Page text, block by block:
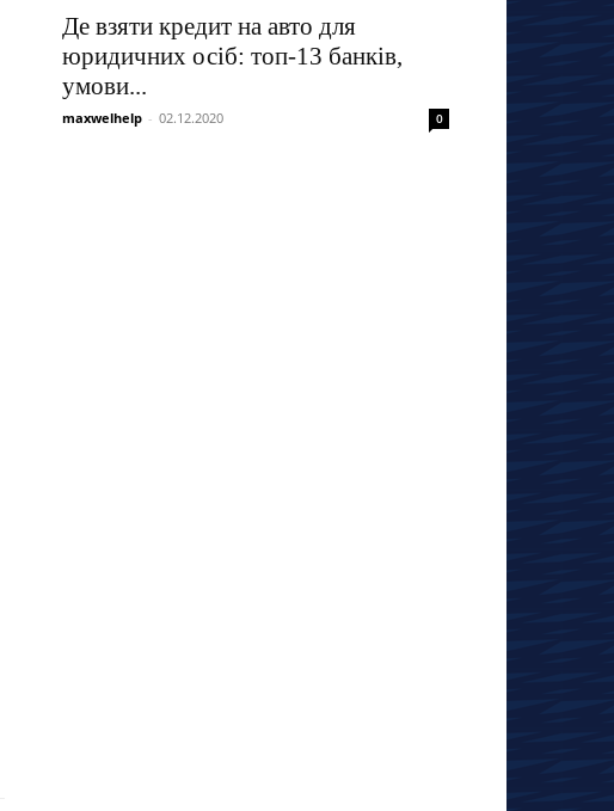
Де взяти кредит на авто для
юридичних осіб: топ-13 банків,
умови...
maxwelhelp - 02.12.2020 0